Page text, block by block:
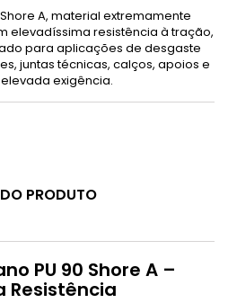
A, material extremamente
elevadíssima resistência à tração,
para aplicações de desgaste
juntas técnicas, calços, apoios e
exigência.
PRODUTO
PU 90 Shore A –
Resistência